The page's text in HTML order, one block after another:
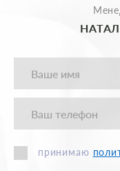
принимаю